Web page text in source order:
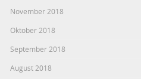
November 2018
Oktober 2018
September 2018
August 2018